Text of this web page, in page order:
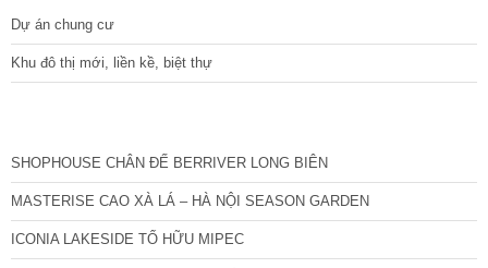
Dự án chung cư
Khu đô thị mới, liền kề, biệt thự
SHOPHOUSE CHÂN ĐẾ BERRIVER LONG BIÊN
MASTERISE CAO XÀ LÁ – HÀ NỘI SEASON GARDEN
ICONIA LAKESIDE TỐ HỮU MIPEC